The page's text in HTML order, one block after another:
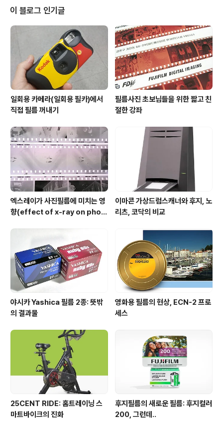
로 다른 브랜드로 판매되기도 했는데, 유럽쪽에서는 삼성
의 상표로 팔리기도 했었다고 합니다. 그러다가 필름시장
이 쇠퇴하면서 경영이 악화됐고, 2009년에 문을 닫게 됐
습니다. 앞서 2007년에는 헝가리의 필름과 인화지 제조사
Forte도 문을 닫았었습니다. (참고: 폐허가 된 포르테 공
이 블로그 인기글
일회용 카메라(일회용 필카)에서
직접 필름 꺼내기
필름사진 초보님들을 위한 짧고 친
절한 강좌
엑스레이가 사진필름에 미치는 영
향(effect of x-ray on phot
이마콘 가상드럼스캐너와 후지, 노
리츠, 코닥의 비교
야시카 Yashica 필름 2종: 뜻밖
의 결과물
영화용 필름의 현상, ECN-2 프로
세스
25CENT RIDE: 홈트레이닝 스
마트바이크의 진화
후지필름의 새로운 필름: 후지컬러
200, 그런데..